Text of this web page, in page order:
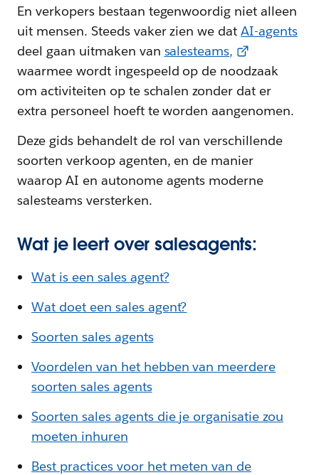
En verkopers bestaan tegenwoordig niet alleen
uit mensen. Steeds vaker zien we datAI-agents
deel gaan uitmaken van salesteams,
waarmee wordt ingespeeld op de noodzaak
om activiteiten op te schalen zonder dat er
extra personeel hoeft te worden aangenomen.
Deze gids behandelt de rol van verschillende
soorten verkoop agenten, en de manier
waarop AI en autonome agents moderne
salesteams versterken.
Wat je leert over salesagents:
Wat is een sales agent?
Wat doet een sales agent?
Soorten sales agents
Voordelen van het hebben van meerdere
soorten sales agents
Soorten sales agents die je organisatie zou
moeten inhuren
Best practices voor het meten van de